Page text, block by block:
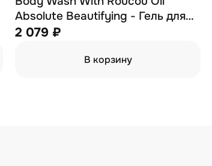
Absolute Beautifying - Гель для
душа для абсолютной красоты
2 079 ₽
В корзину